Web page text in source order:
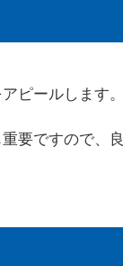
ピールします。
要ですので、良